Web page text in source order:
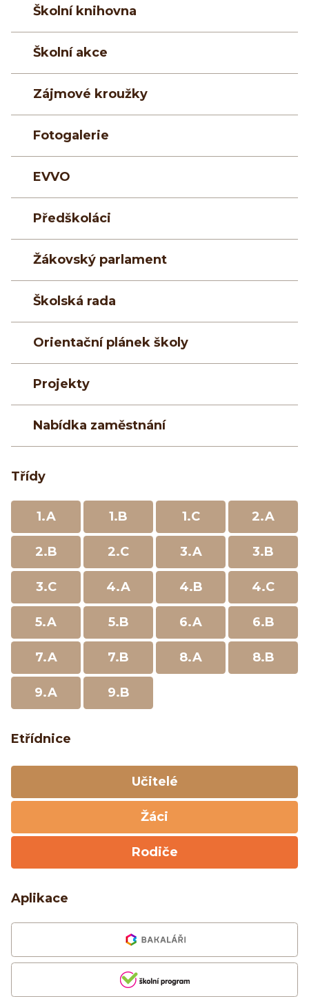
Školní knihovna
Školní akce
Zájmové kroužky
Fotogalerie
EVVO
Předškoláci
Žákovský parlament
Školská rada
Orientační plánek školy
Projekty
Nabídka zaměstnání
Třídy
1.A 1.B 1.C 2.A
2.B 2.C 3.A 3.B
3.C 4.A 4.B 4.C
5.A 5.B 6.A 6.B
7.A 7.B 8.A 8.B
9.A 9.B
Etřídnice
Učitelé
Žáci
Rodiče
Aplikace